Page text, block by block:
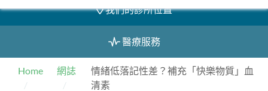
我們的診所位置
醫療服務
Home 網誌
情緒低落記性差？補充「快樂物質」血
清素